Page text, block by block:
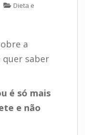
Dieta e
a
quer saber
é só mais
e não